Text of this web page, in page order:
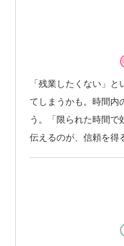
「残業したくない」
てしまうかも。時間内
う。「限られた時間で
伝えるのが、信頼を得